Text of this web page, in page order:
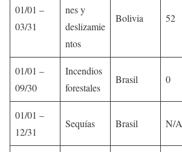
01/01 –
03/31
nes y
deslizamie
ntos
Bolivia 52
01/01 –
09/30
Incendios
forestales
Brasil 0
01/01 –
12/31
Sequías Brasil N/A